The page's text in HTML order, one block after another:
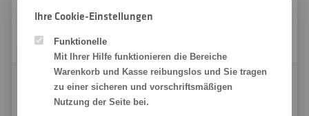
auch auf dunklen Untergründen lesbar!
Klebefolie transparent, 40 x 30 cm
6,32 € (5,27 € Netto)
Ihre Cookie-Einstellungen
Funktionelle
Mit Ihrer Hilfe funktionieren die Bereiche
Warenkorb und Kasse reibungslos und Sie tragen
zu einer sicheren und vorschriftsmäßigen
Nutzung der Seite bei.